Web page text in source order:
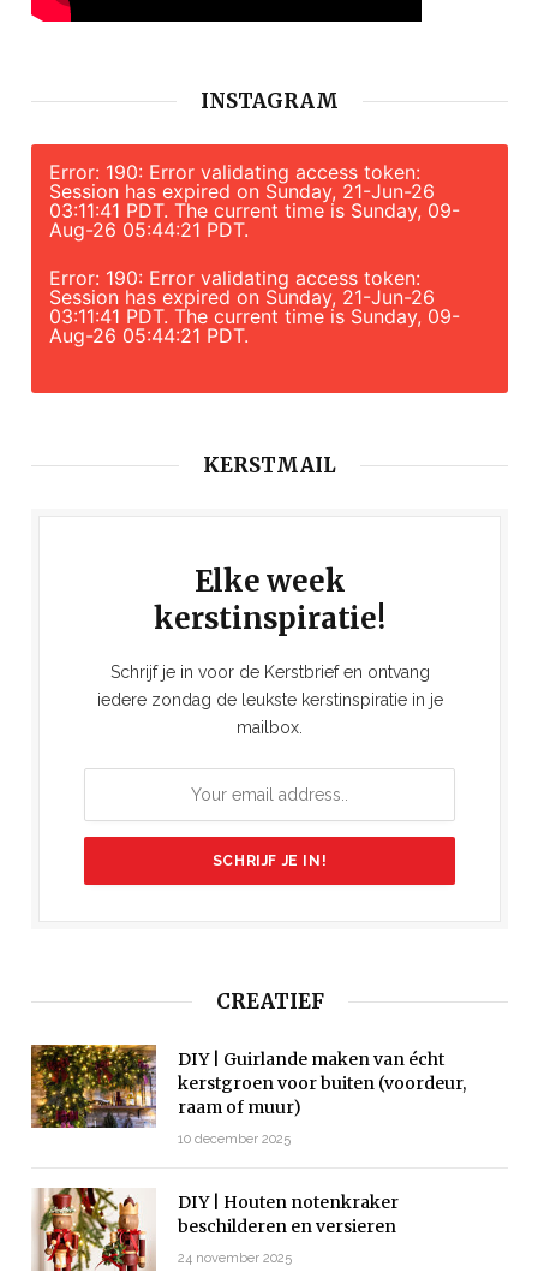
INSTAGRAM
Error: 190: Error validating access token:
Session has expired on Sunday, 21-Jun-26
03:11:41 PDT. The current time is Sunday, 09-
Aug-26 05:44:21 PDT.
Error: 190: Error validating access token:
Session has expired on Sunday, 21-Jun-26
03:11:41 PDT. The current time is Sunday, 09-
Aug-26 05:44:21 PDT.
KERSTMAIL
Elke week
kerstinspiratie!
Schrijf je in voor de Kerstbrief en ontvang
iedere zondag de leukste kerstinspiratie in je
mailbox.
CREATIEF
DIY | Guirlande maken van écht
kerstgroen voor buiten (voordeur,
raam of muur)
10 december 2025
DIY | Houten notenkraker
beschilderen en versieren
24 november 2025